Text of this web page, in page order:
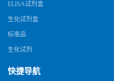
ELISA试剂盒
生化试剂盒
标准品
生化试剂
快捷导航